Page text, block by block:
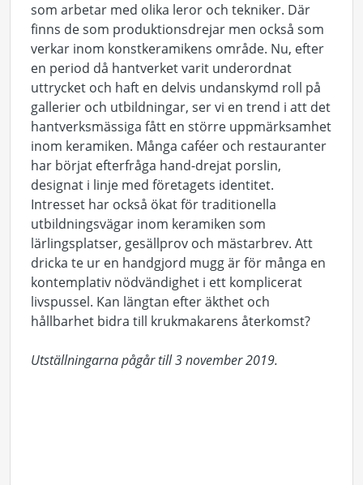
som arbetar med olika leror och tekniker. Där
finns de som produktionsdrejar men också som
verkar inom konstkeramikens område. Nu, efter
en period då hantverket varit underordnat
uttrycket och haft en delvis undanskymd roll på
gallerier och utbildningar, ser vi en trend i att det
hantverksmässiga fått en större uppmärksamhet
inom keramiken. Många caféer och restauranter
har börjat efterfråga hand-drejat porslin,
designat i linje med företagets identitet.
Intresset har också ökat för traditionella
utbildningsvägar inom keramiken som
lärlingsplatser, gesällprov och mästarbrev. Att
dricka te ur en handgjord mugg är för många en
kontemplativ nödvändighet i ett komplicerat
livspussel. Kan längtan efter äkthet och
hållbarhet bidra till krukmakarens återkomst?
Utställningarna pågår till 3 november 2019.